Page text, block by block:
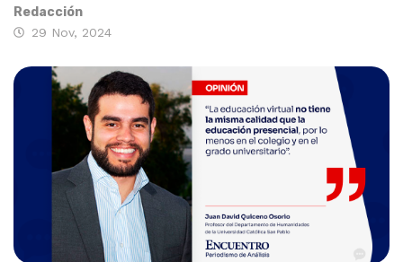
Redacción
29 Nov, 2024